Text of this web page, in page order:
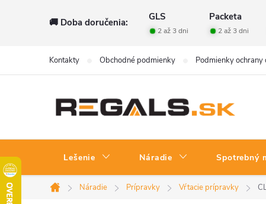
🚚 Doba doručenia: GLS Packeta
2 až 3 dni 2 až 3 dni
Kontakty Obchodné podmienky Podmienky ochrany
Lešenie Náradie Spotrebný
Domov
Náradie Prípravky Vŕtacie prípravky